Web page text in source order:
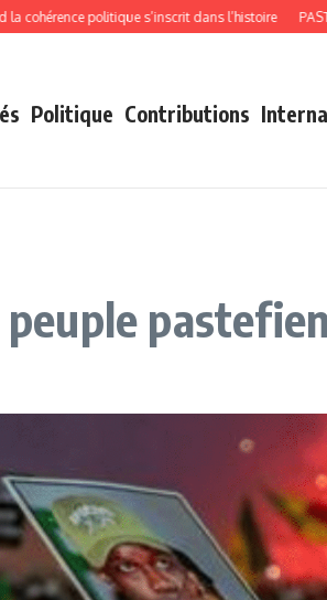
politique s’inscrit dans l’histoire PASTEF,
Politique Contributions
pastefien